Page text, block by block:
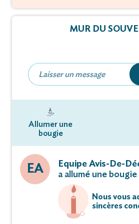
MUR DU
Allumer une
bougie
EA
Equipe Avis-De-
a allumé une bougie
Nous vous
sincères